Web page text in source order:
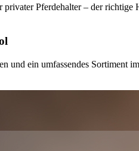
Pferdehalter – der
und ein umfassendes Sortiment